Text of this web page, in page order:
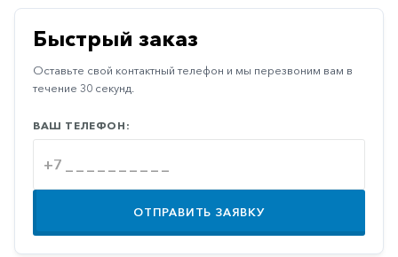
Паркинсон
Противоаллергические
Противовирусные
Противогрибковые
Противоопухолевые
Противоподагрические
Противорвотные
Быстрый заказ
Оставьте свой контактный телефон и мы перезвоним вам в
течение 30 секунд.
ВАШ ТЕЛЕФОН:
ОТПРАВИТЬ ЗАЯВКУ